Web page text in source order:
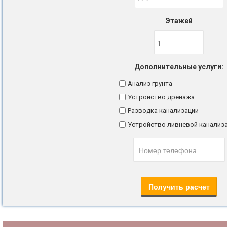
Этажей
Дополнительные услуги:
Анализ грунта
Устройство дренажа
Разводка канализации
Устройство ливневой